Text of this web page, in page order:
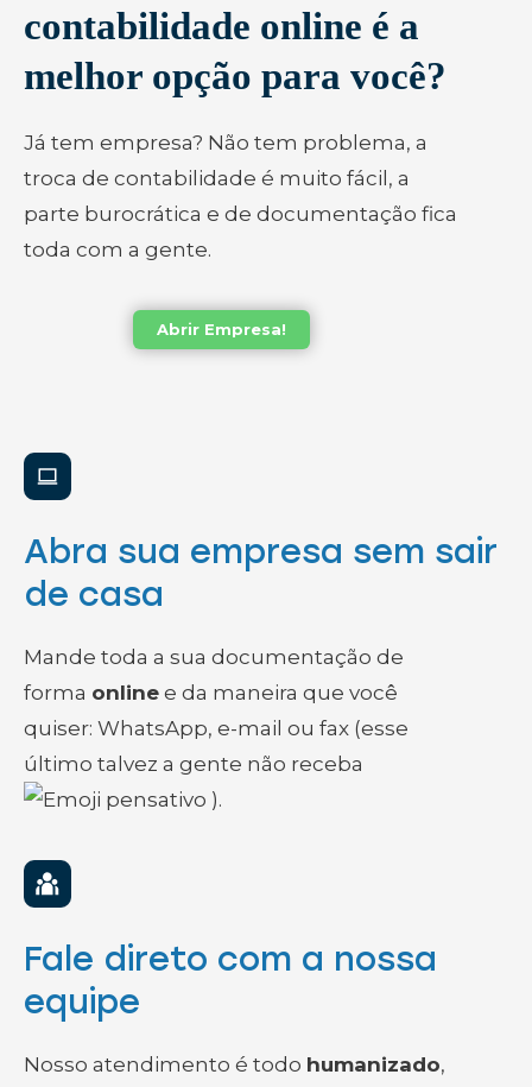
contabilidade online é a
melhor opção para você?
Já tem empresa? Não tem problema, a
troca de contabilidade é muito fácil, a
parte burocrática e de documentação fica
toda com a gente.
Abrir Empresa!
Abra sua empresa sem sair
de casa
Mande toda a sua documentação de
forma online e da maneira que você
quiser: WhatsApp, e-mail ou fax (esse
último talvez a gente não receba
).
Fale direto com a nossa
equipe
Nosso atendimento é todo humanizado,